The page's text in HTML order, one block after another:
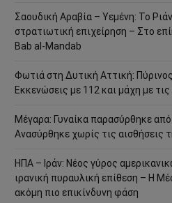
Σαουδική Αραβία – Υεμένη: Το
στρατιωτική επιχείρηση – Στο
Bab al-Mandab
Φωτιά στη Δυτική Αττική:
Εκκενώσεις με 112 και μάχη με
Μέγαρα: Γυναίκα παρασύρθηκε
Ανασύρθηκε χωρίς τις αισθήσεις
ΗΠΑ – Ιράν: Νέος γύρος
ιρανική πυραυλική επίθεση – Η
ακόμη πιο επικίνδυνη φάση